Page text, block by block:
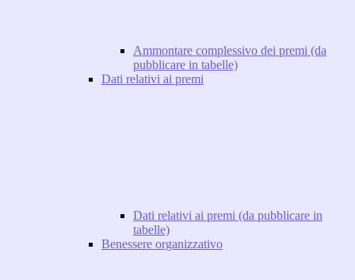
Ammontare complessivo dei premi (da
pubblicare in tabelle)
Dati relativi ai premi
Dati relativi ai premi (da pubblicare in
tabelle)
Benessere organizzativo